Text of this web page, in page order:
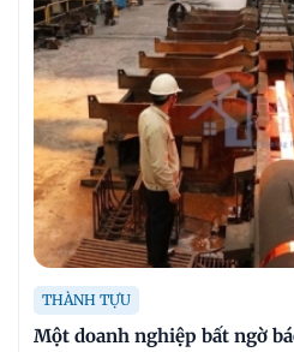
THÀNH TỰU
Một doanh nghiệp bất ngờ